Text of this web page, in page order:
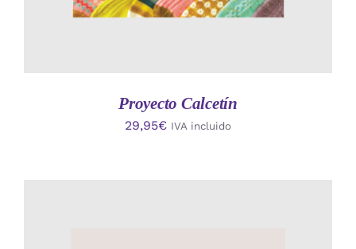
Proyecto Calcetín
29,95€ IVA incluido